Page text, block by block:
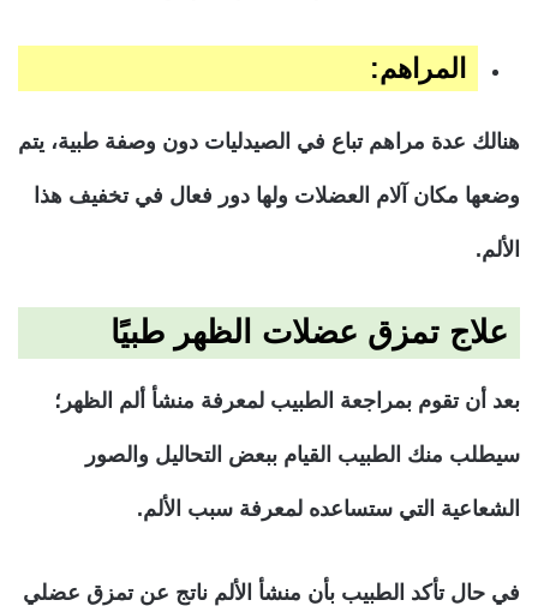
المراهم:
هنالك عدة مراهم تباع في الصيدليات دون وصفة طبية، يتم
وضعها مكان آلام العضلات ولها دور فعال في تخفيف هذا
الألم.
علاج تمزق عضلات الظهر طبيًا
بعد أن تقوم بمراجعة الطبيب لمعرفة منشأ ألم الظهر؛
سيطلب منك الطبيب القيام ببعض التحاليل والصور
الشعاعية التي ستساعده لمعرفة سبب الألم.
في حال تأكد الطبيب بأن منشأ الألم ناتج عن تمزق عضلي